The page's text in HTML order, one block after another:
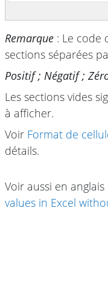
Remarque : Le code
sections séparées
Positif ; Négatif ;
Les sections vides
à afficher.
Voir Format de
détails.
Voir aussi en anglais
values in Excel